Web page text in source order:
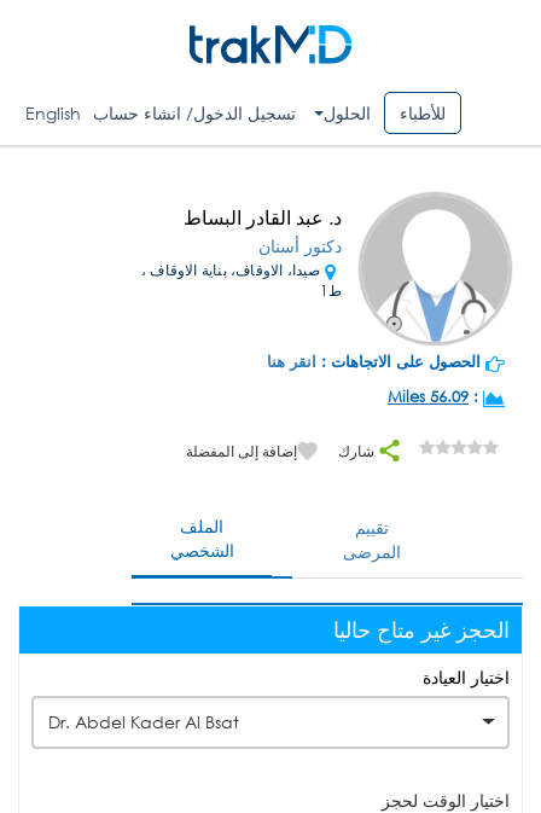
للأطباء الحلول تسجيل الدخول/ انشاء حساب English
د. عبد القادر البساط
دكتور أسنان
صيدا، الاوقاف، بناية الاوقاف ،
ط1
الحصول على الاتجاهات : انقر هنا
:
56.09 Miles
شارك إضافة إلى المفضلة
الملف
الشخصي
تقييم
المرضى
الحجز غير متاح حاليا
اختيار العيادة
Dr. Abdel Kader Al Bsat
اختيار الوقت لحجز